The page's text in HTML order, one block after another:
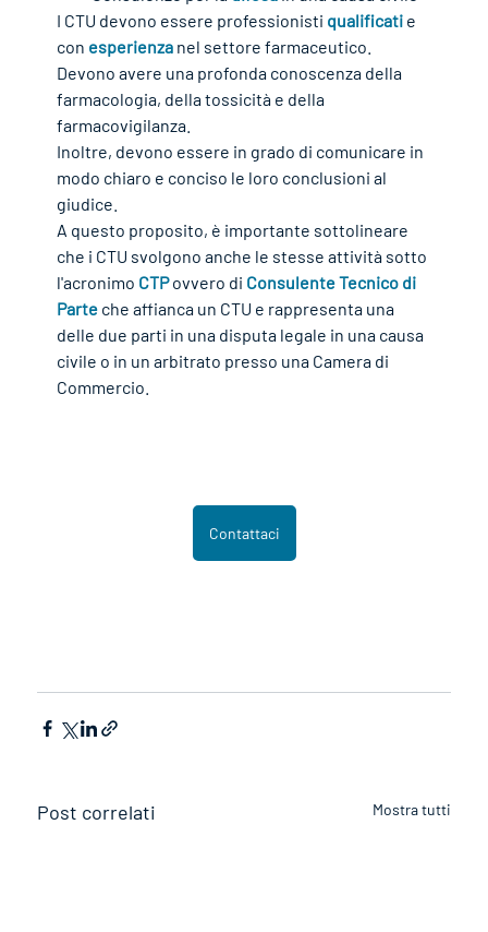
I CTU devono essere professionisti qualificati e
con esperienza nel settore farmaceutico.
Devono avere una profonda conoscenza della
farmacologia, della tossicità e della
farmacovigilanza.
Inoltre, devono essere in grado di comunicare in
modo chiaro e conciso le loro conclusioni al
giudice.
A questo proposito, è importante sottolineare
che i CTU svolgono anche le stesse attività sotto
l'acronimo CTP ovvero di Consulente Tecnico di
Parte che affianca un CTU e rappresenta una
delle due parti in una disputa legale in una causa
civile o in un arbitrato presso una Camera di
Commercio.
Contattaci
Post correlati Mostra tutti